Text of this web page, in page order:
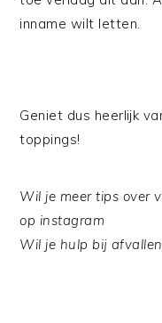
inname wilt letten.
Geniet dus heerlijk
toppings!
Wil je meer tips over
op instagram
Wil je hulp bij